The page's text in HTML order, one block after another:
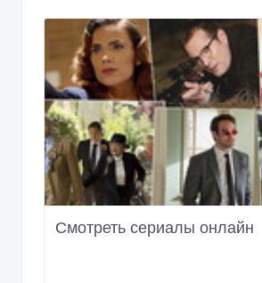
Смотреть сериалы онлайн